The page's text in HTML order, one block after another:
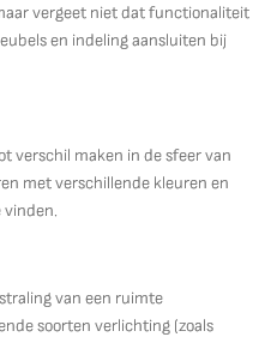
vergeet niet dat functionaliteit
en indeling aansluiten bij
verschil maken in de sfeer van
met verschillende kleuren en
vinden.
van een ruimte
soorten verlichting (zoals